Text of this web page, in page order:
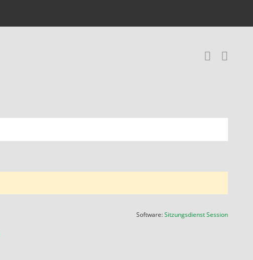
Software:SitzungsdienstSession(Wird in